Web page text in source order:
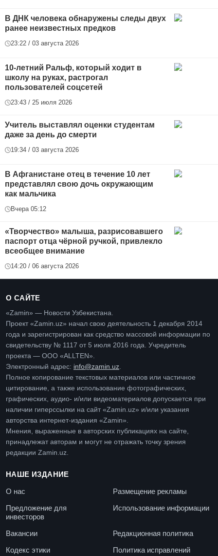
В ДНК человека обнаружены следы двух
ранее неизвестных предков
23:22 / 03 августа 2026
10-летний Ральф, который ходит в
школу на руках, растрогал
пользователей соцсетей
23:43 / 25 июля 2026
Учитель выставлял оценки студентам
даже за день до смерти
19:34 / 03 августа 2026
В Афганистане отец в течение 10 лет
представлял свою дочь окружающим
как мальчика
Вчера 05:12
«Творчество» малыша, разрисовавшего
паспорт отца чёрной ручкой, привлекло
всеобщее внимание
14:20 / 06 августа 2026
О САЙТЕ
«Zamin» — Новости Узбекистана.
Проект «Zamin.uz» начал свою деятельность 1 декабря 2014
года и зарегистрирован как средство массовой информации по
свидетельству № 1117 от 5 июля 2016 года. Учредитель
проекта — ООО «ALLTEN».
Электронный адрес: info@zamin.uz.
Полное копирование текстовых материалов или частичное
цитирование, а также использование фотографических,
графических, аудио- и/или видеоматериалов допускается при
наличии гиперссылки на сайт «Zamin.uz» и/или указания
авторства интернет-издания «Zamin».
Мнения, выраженные в авторских публикациях на сайте,
принадлежат авторам и могут не отражать точку зрения
редакции Zamin.uz.
НАШЕ ИЗДАНИЕ
О нас
Размещение рекламы
Предложение для
инвесторов
Использование информации
Вакансии
Редакционная политика
Кодекс этики
Политика исправлений